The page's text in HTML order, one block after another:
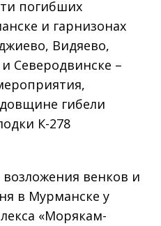
погибших
и гарнизонах
Видяево,
Северодвинске –
гибели
К-278
венков и
в Мурманске у
«Морякам-